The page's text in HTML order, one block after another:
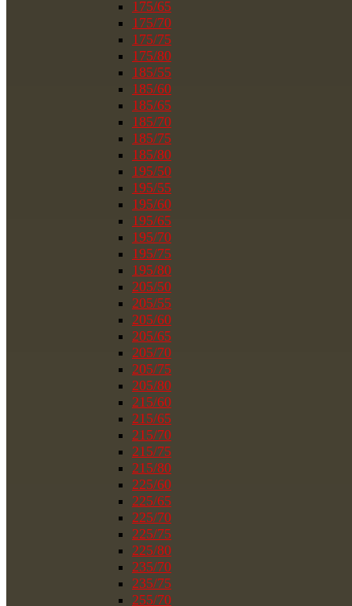
175/65
175/70
175/75
175/80
185/55
185/60
185/65
185/70
185/75
185/80
195/50
195/55
195/60
195/65
195/70
195/75
195/80
205/50
205/55
205/60
205/65
205/70
205/75
205/80
215/60
215/65
215/70
215/75
215/80
225/60
225/65
225/70
225/75
225/80
235/70
235/75
255/70